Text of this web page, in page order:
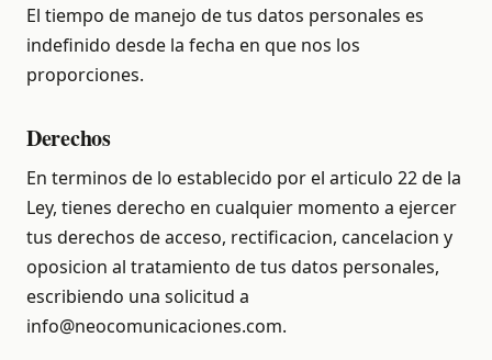
El tiempo de manejo de tus datos personales es
indefinido desde la fecha en que nos los
proporciones.
Derechos
En terminos de lo establecido por el articulo 22 de la
Ley, tienes derecho en cualquier momento a ejercer
tus derechos de acceso, rectificacion, cancelacion y
oposicion al tratamiento de tus datos personales,
escribiendo una solicitud a
info@neocomunicaciones.com.